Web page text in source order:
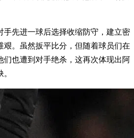
手先进一球后选择收缩防守，建立密
艰。虽然扳平比分，但随着球员们在
们也遭到对手绝杀，这再次体现出阿